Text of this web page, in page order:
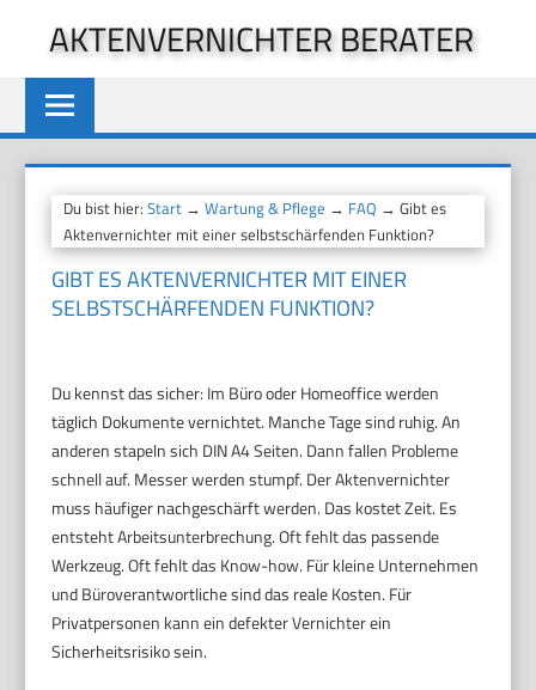
springen
AKTENVERNICHTER BERATER
Du bist hier:Start →Wartung & Pflege → FAQ → Gibt es
Aktenvernichter mit einer selbstschärfenden Funktion?
GIBT ES AKTENVERNICHTER MIT EINER
SELBSTSCHÄRFENDEN FUNKTION?
Du kennst das sicher: Im Büro oder Homeoffice werden
täglich Dokumente vernichtet. Manche Tage sind ruhig. An
anderen stapeln sich DIN A4 Seiten. Dann fallen Probleme
schnell auf. Messer werden stumpf. Der Aktenvernichter
muss häufiger nachgeschärft werden. Das kostet Zeit. Es
entsteht Arbeitsunterbrechung. Oft fehlt das passende
Werkzeug. Oft fehlt das Know-how. Für kleine Unternehmen
und Büroverantwortliche sind das reale Kosten. Für
Privatpersonen kann ein defekter Vernichter ein
Sicherheitsrisiko sein.